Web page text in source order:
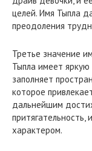
целей. Имя Тыпла
преодоления
Третье значение
Тыпла имеет
заполняет
которое
дальнейшим
характером.